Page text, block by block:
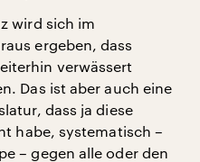
wird sich im
ergeben, dass
verwässert
Das ist aber auch eine
dass ja diese
habe, systematisch –
– gegen alle oder den